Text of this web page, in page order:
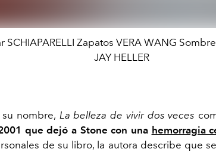
SCHIAPARELLI Zapatos VERA WANG
JAY HELLER
nombre, La belleza de vivir dos veces
que dejó a Stone con una hemorragia
de su libro, la autora describe que